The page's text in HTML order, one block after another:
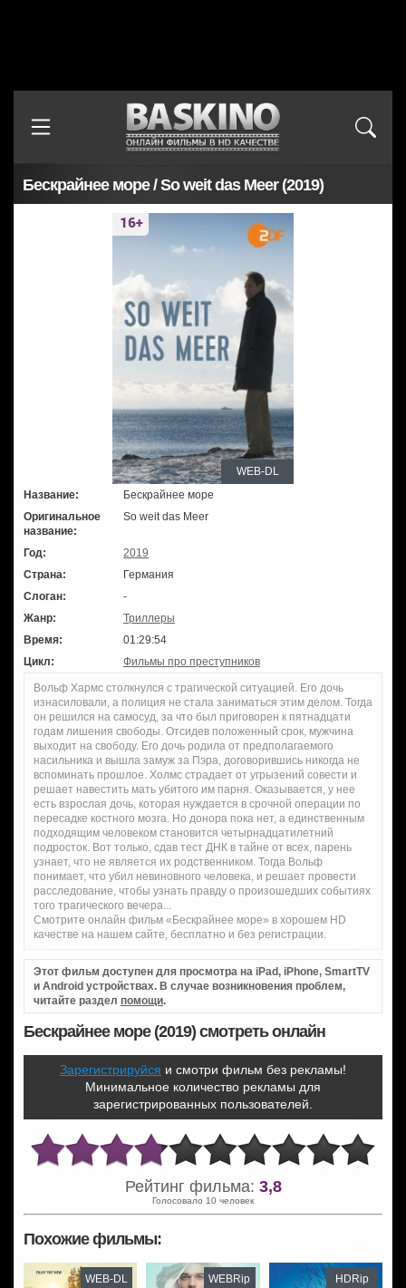
Бескрайнее море / So weit das Meer (2019)
WEB-DL
Название:
Бескрайнее море
Оригинальное
название:
So weit das Meer
Год:
2019
Страна:
Германия
Слоган:
-
Жанр:
Триллеры
Время:
01:29:54
Цикл:
Фильмы про преступников
Вольф Хармс столкнулся с трагической ситуацией. Его дочь
изнасиловали, а полиция не стала заниматься этим делом. Тогда
он решился на самосуд, за что был приговорен к пятнадцати
годам лишения свободы. Отсидев положенный срок, мужчина
выходит на свободу. Его дочь родила от предполагаемого
насильника и вышла замуж за Пэра, договорившись никогда не
вспоминать прошлое. Холмс страдает от угрызений совести и
решает навестить мать убитого им парня. Оказывается, у нее
есть взрослая дочь, которая нуждается в срочной операции по
пересадке костного мозга. Но донора пока нет, а единственным
подходящим человеком становится четырнадцатилетний
подросток. Вот только, сдав тест ДНК в тайне от всех, парень
узнает, что не является их родственником. Тогда Вольф
понимает, что убил невиновного человека, и решает провести
расследование, чтобы узнать правду о произошедших событиях
того трагического вечера...
Смотрите онлайн фильм «Бескрайнее море» в хорошем HD
качестве на нашем сайте, бесплатно и без регистрации.
Этот фильм доступен для просмотра на iPad, iPhone, SmartTV
и Android устройствах. В случае возникновения проблем,
читайте раздел помощи.
Бескрайнее море (2019) смотреть онлайн
Зарегистрируйся и смотри фильм без рекламы!
Минимальное количество рекламы для
зарегистрированных пользователей.
Рейтинг фильма: 3,8
Голосовало 10 человек
Похожие фильмы:
WEB-DL WEBRip HDRip